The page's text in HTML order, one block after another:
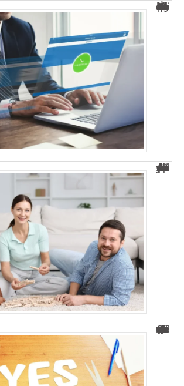
À quelle heure les virements bancaires passent au Crédit Agricole ?
Apprenti rattaché au foyer fiscal des parents : accédez à la prime d’activité
Comment se sentir utile : 5 conseils pratiques pour y parvenir ?